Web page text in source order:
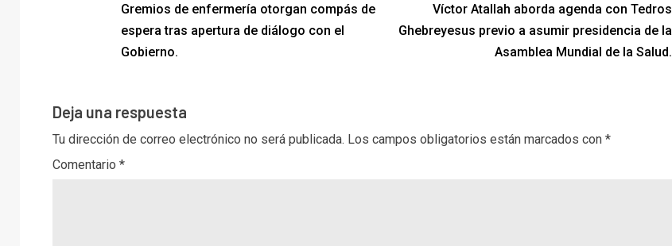
Gremios de enfermería otorgan compás de
espera tras apertura de diálogo con el
Gobierno.
Víctor Atallah aborda agenda con Tedros
Ghebreyesus previo a asumir presidencia de la
Asamblea Mundial de la Salud.
Deja una respuesta
Tu dirección de correo electrónico no será publicada. Los campos obligatorios están marcados con *
Comentario *